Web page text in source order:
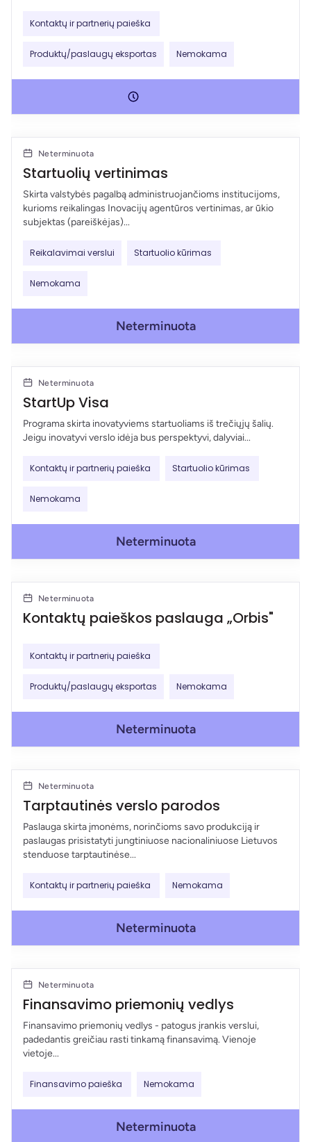
Kontaktų ir partnerių paieška
Produktų/paslaugų eksportas Nemokama
Neterminuota
Startuolių vertinimas
Skirta valstybės pagalbą administruojančioms institucijoms,
kurioms reikalingas Inovacijų agentūros vertinimas, ar ūkio
subjektas (pareiškėjas)...
Reikalavimai verslui Startuolio kūrimas
Nemokama
Neterminuota
Neterminuota
StartUp Visa
Programa skirta inovatyviems startuoliams iš trečiųjų šalių.
Jeigu inovatyvi verslo idėja bus perspektyvi, dalyviai...
Kontaktų ir partnerių paieška Startuolio kūrimas
Nemokama
Neterminuota
Neterminuota
Kontaktų paieškos paslauga „Orbis"
Kontaktų ir partnerių paieška
Produktų/paslaugų eksportas Nemokama
Neterminuota
Neterminuota
Tarptautinės verslo parodos
Paslauga skirta įmonėms, norinčioms savo produkciją ir
paslaugas prisistatyti jungtiniuose nacionaliniuose Lietuvos
stenduose tarptautinėse...
Kontaktų ir partnerių paieška Nemokama
Neterminuota
Neterminuota
Finansavimo priemonių vedlys
Finansavimo priemonių vedlys - patogus įrankis verslui,
padedantis greičiau rasti tinkamą finansavimą. Vienoje
vietoje...
Finansavimo paieška Nemokama
Neterminuota